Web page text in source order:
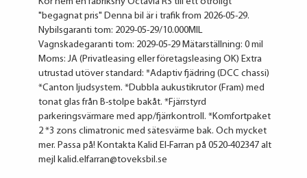
"begagnat pris" Denna bil är i trafik from 2026-05-29.
Nybilsgaranti tom: 2029-05-29/10.000MIL
Vagnskadegaranti tom: 2029-05-29 Mätarställning: 0 mil
Moms: JA (Privatleasing eller företagsleasing OK) Extra
utrustad utöver standard: *Adaptiv fjädring (DCC chassi)
*Canton ljudsystem. *Dubbla aukustikrutor (Fram) med
tonat glas från B-stolpe bakåt. *Fjärrstyrd
parkeringsvärmare med app/fjärrkontroll. *Komfortpaket
2 *3 zons climatronic med sätesvärme bak. Och mycket
mer. Passa på! Kontakta Kalid El-Farran på 0520-402347 alt
mejl kalid.elfarran@toveksbil.se